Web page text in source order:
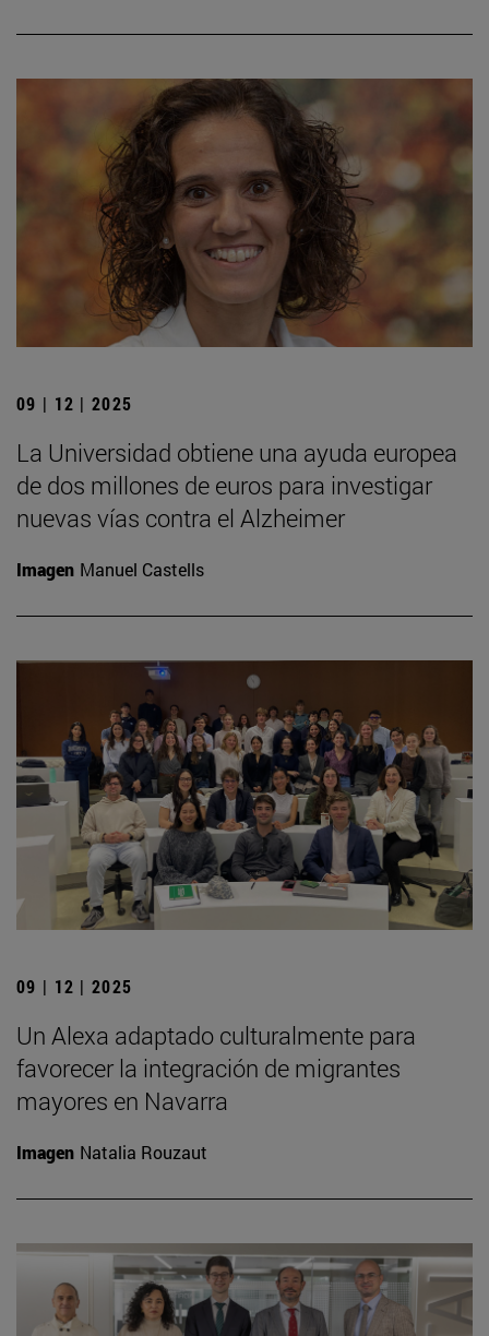
09 | 12 | 2025
La Universidad obtiene una ayuda europea
de dos millones de euros para investigar
nuevas vías contra el Alzheimer
Imagen Manuel Castells
09 | 12 | 2025
Un Alexa adaptado culturalmente para
favorecer la integración de migrantes
mayores en Navarra
Imagen Natalia Rouzaut